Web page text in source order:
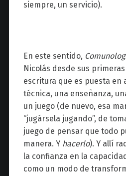
siempre, un servicio).
En este sentido,
Nicolás desde sus
escritura que es puesta en
técnica, una enseñanza,
un juego (de nuevo, esa
“jugársela jugando”, de
juego de pensar que todo
manera. Y hacerlo). Y allí
la confianza en la
como un modo de